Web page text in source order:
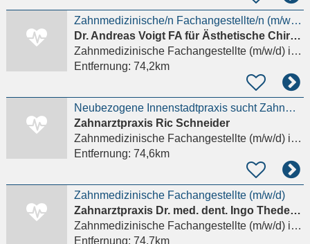
Zahnmedizinische/n Fachangestellte/n (m/w/d), Medizinische/r Fachangestellte/r (m/w/d)
Dr. Andreas Voigt FA für Ästhetische Chirurgie
Zahnmedizinische Fachangestellte (m/w/d)in Neubrandenburg
Entfernung: 74,2km
Neubezogene Innenstadtpraxis sucht Zahnmedizinische* Fachangestellte*n (m/w/d)
Zahnarztpraxis Ric Schneider
Zahnmedizinische Fachangestellte (m/w/d)in Neubrandenburg
Entfernung: 74,6km
Zahnmedizinische Fachangestellte (m/w/d)
Zahnarztpraxis Dr. med. dent. Ingo Thederahn
Zahnmedizinische Fachangestellte (m/w/d)in Neubrandenburg
Entfernung: 74,7km